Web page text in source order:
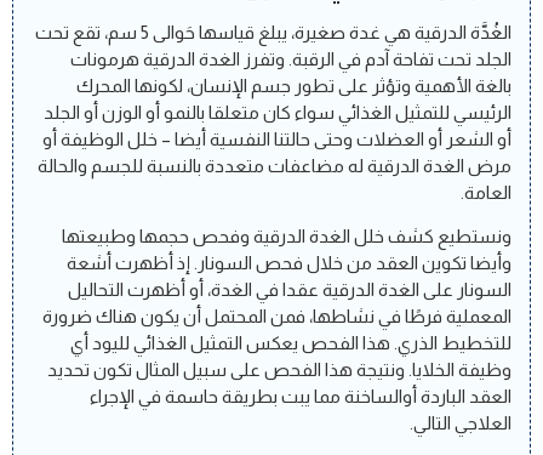
الغُدَّة الدرقية هي غدة صغيرة، يبلغ قياسها حَوالى 5 سم، تقع تحت
الجلد تحت تفاحة آدم في الرقبة. وتفرز الغدة الدرقية هرمونات
بالغة الأهمية وتؤثر على تطور جسم الإنسان، لكونها المحرك
الرئيسي للتمثيل الغذائي سواء كان متعلقا بالنمو أو الوزن أو الجلد
أو الشعر أو العضلات وحتى حالتنا النفسية أيضا – خلل الوظيفة أو
مرض الغدة الدرقية له مضاعفات متعددة بالنسبة للجسم والحالة
العامة.
ونستطيع كشف خلل الغدة الدرقية وفحص حجمها وطبيعتها
وأيضا تكوين العقد من خلال فحص السونار. إذ أظهرت أشعة
السونار على الغدة الدرقية عقدا في الغدة، أو أظهرت التحاليل
المعملية فرطًا في نشاطها، فمن المحتمل أن يكون هناك ضرورة
للتخطيط الذري. هذا الفحص يعكس التمثيل الغذائي لليود أي
وظيفة الخلايا. ونتيجة هذا الفحص على سبيل المثال تكون تحديد
العقد الباردة أوالساخنة مما يبت بطريقة حاسمة في الإجراء
العلاجي التالي.